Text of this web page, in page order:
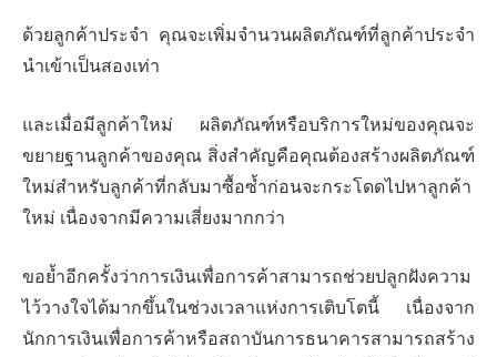
ด้วยลูกค้าประจำ คุณจะเพิ่มจำนวนผลิตภัณฑ์ที่ลูกค้าประจำ
นำเข้าเป็นสองเท่า
และเมื่อมีลูกค้าใหม่ ผลิตภัณฑ์หรือบริการใหม่ของคุณจะ
ขยายฐานลูกค้าของคุณ สิ่งสำคัญคือคุณต้องสร้างผลิตภัณฑ์
ใหม่สำหรับลูกค้าที่กลับมาซื้อซ้ำก่อนจะกระโดดไปหาลูกค้า
ใหม่ เนื่องจากมีความเสี่ยงมากกว่า
ขอย้ำอีกครั้งว่าการเงินเพื่อการค้าสามารถช่วยปลูกฝังความ
ไว้วางใจได้มากขึ้นในช่วงเวลาแห่งการเติบโตนี้ เนื่องจาก
นักการเงินเพื่อการค้าหรือสถาบันการธนาคารสามารถสร้าง